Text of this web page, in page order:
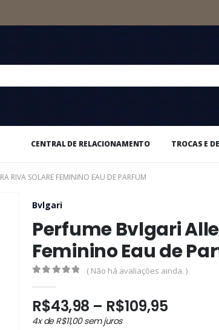
CENTRAL DE RELACIONAMENTO TROCAS E
RIVA SOLARE FEMININO EAU DE PARFUM
Bvlgari
Perfume Bvlgari
Feminino Eau de
( Não há avaliações ainda. )
R$43,98 – R$109,95Faixa
4x deR$11,00sem juros